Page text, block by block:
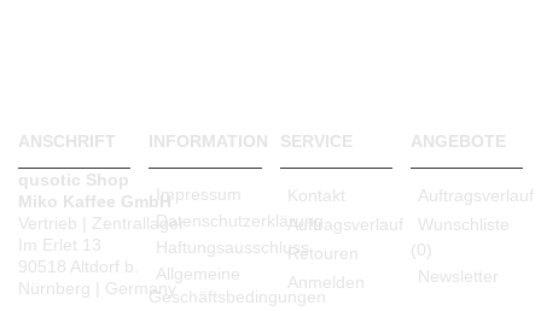
ANSCHRIFT
qusotic Shop
Miko Kaffee GmbH
Vertrieb | Zentrallager
Im Erlet 13
90518 Altdorf b.
Nürnberg | Germany
INFORMATION
Impressum
Datenschutzerklärung
Haftungsausschluss
Allgemeine
Geschäftsbedingungen
SERVICE
Kontakt
Auftragsverlauf
Retouren
Anmelden
ANGEBOTE
Auftragsverlauf
Wunschliste
(0)
Newsletter